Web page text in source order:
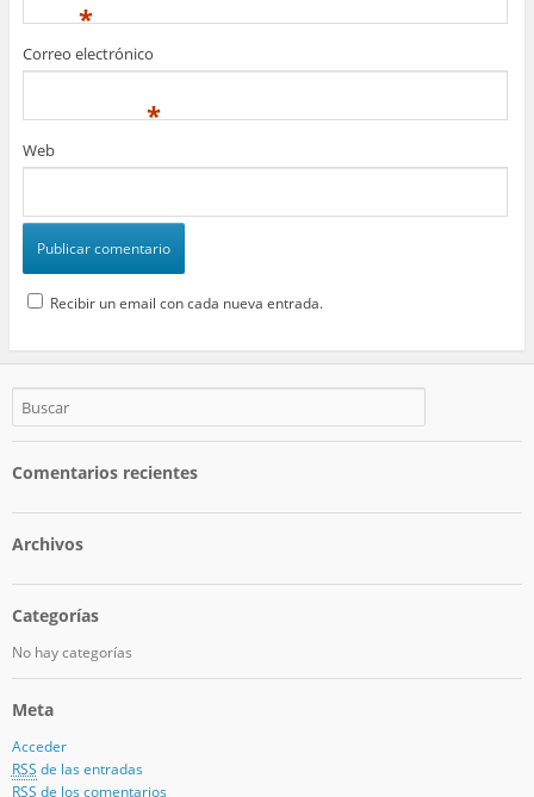
*
Correo electrónico
*
Web
Recibir un email con cada nueva entrada.
Comentarios recientes
Archivos
Categorías
No hay categorías
Meta
Acceder
RSS de las entradas
RSS de los comentarios